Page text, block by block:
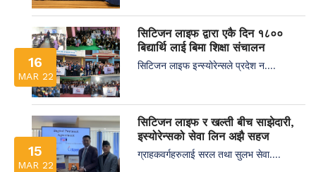
16
MAR 22
सिटिजन लाइफ द्वारा एकै दिन १८००
बिद्यार्थि लाई बिमा शिक्षा संचालन
सिटिजन लाइफ इन्स्योरेन्सले प्रदेश न....
15
MAR 22
सिटिजन लाइफ र खल्ती बीच साझेदारी,
इस्योरेन्सको सेवा लिन अझै सहज
ग्राहकवर्गहरुलाई सरल तथा सुलभ सेवा....